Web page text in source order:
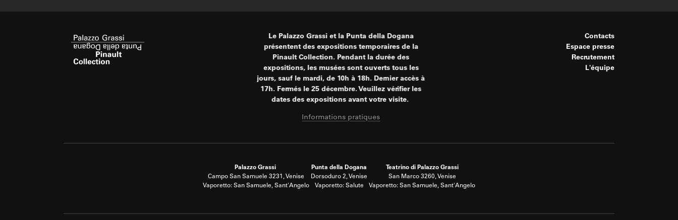
Le Palazzo Grassi et la Punta della Dogana
présentent des expositions temporaires de la
Pinault Collection. Pendant la durée des
expositions, les musées sont ouverts tous les
jours, sauf le mardi, de 10h à 18h. Dernier accès à
17h. Fermés le 25 décembre. Veuillez vérifier les
dates des expositions avant votre visite.
Informations pratiques
Contacts
Espace presse
Recrutement
L'équipe
Palazzo Grassi
Campo San Samuele 3231, Venise
Vaporetto: San Samuele, Sant'Angelo
Punta della Dogana
Dorsoduro 2, Venise
Vaporetto: Salute
Teatrino di Palazzo Grassi
San Marco 3260, Venise
Vaporetto: San Samuele, Sant'Angelo